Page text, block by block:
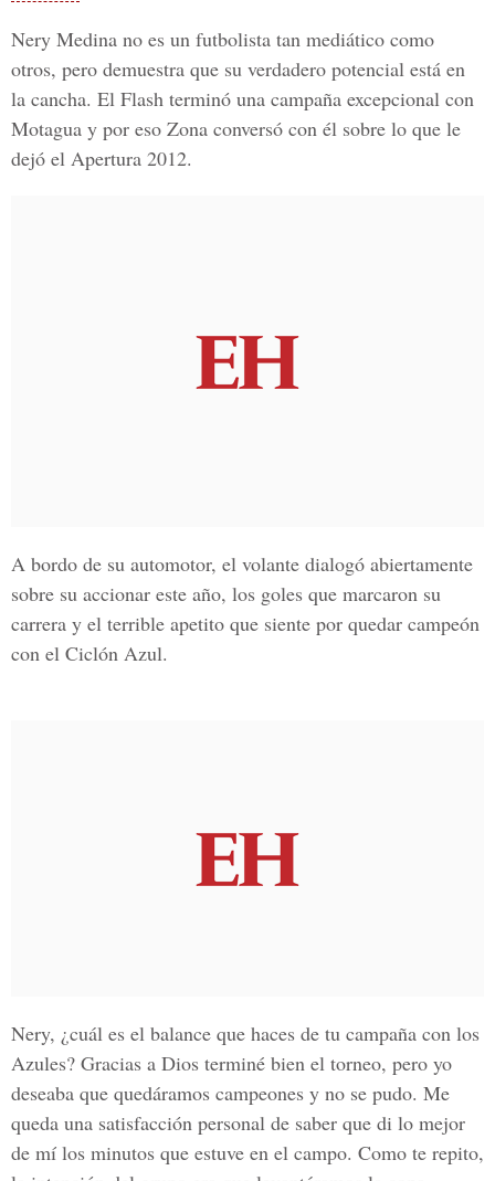
Nery Medina no es un futbolista tan mediático como
otros, pero demuestra que su verdadero potencial está en
la cancha. El Flash terminó una campaña excepcional con
Motagua y por eso Zona conversó con él sobre lo que le
dejó el Apertura 2012.
A bordo de su automotor, el volante dialogó abiertamente
sobre su accionar este año, los goles que marcaron su
carrera y el terrible apetito que siente por quedar campeón
con el Ciclón Azul.
Nery, ¿cuál es el balance que haces de tu campaña con los
Azules? Gracias a Dios terminé bien el torneo, pero yo
deseaba que quedáramos campeones y no se pudo. Me
queda una satisfacción personal de saber que di lo mejor
de mí los minutos que estuve en el campo. Como te repito,